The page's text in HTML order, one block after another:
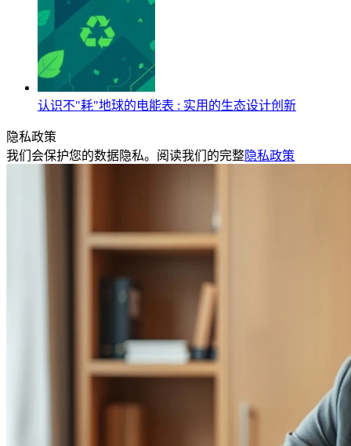
认识不"耗"地球的电能表 : 实用的生态设计创新
隐私政策
我们会保护您的数据隐私。阅读我们的完整隐私政策